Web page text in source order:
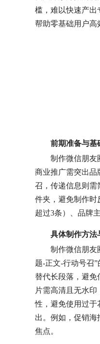
槛，难以快速产出
帮助零基础用户高
前期准备与基
制作微信朋友
商业推广需突出品
召，传递信息则需
件夹，避免制作时
超过3条）、品牌
具体制作方法
制作微信朋友
题-正文-行动号召
替代长段落，避免
片需高清且无水
性，避免使用过于
出。例如，促销
焦点。